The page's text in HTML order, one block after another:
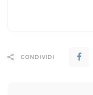
CONDIVIDI